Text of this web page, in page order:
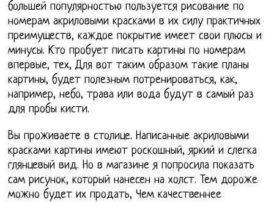
большей популярностью пользуется рисование по
номерам акриловыми красками в их силу практичных
преимуществ, каждое покрытие имеет свои плюсы и
минусы. Кто пробует писать картины по номерам
впервые, тех, Для вот таким образом такие планы
картины, будет полезным потренироваться, как,
например, небо, трава или вода будут в самый раз
для пробы кисти.
Вы проживаете в столице. Написанные акриловыми
красками картины имеют роскошный, яркий и слегка
глянцевый вид. Но в магазине я попросила показать
сам рисунок, который нанесен на холст. Тем дороже
можно будет их продать, Чем качественнее